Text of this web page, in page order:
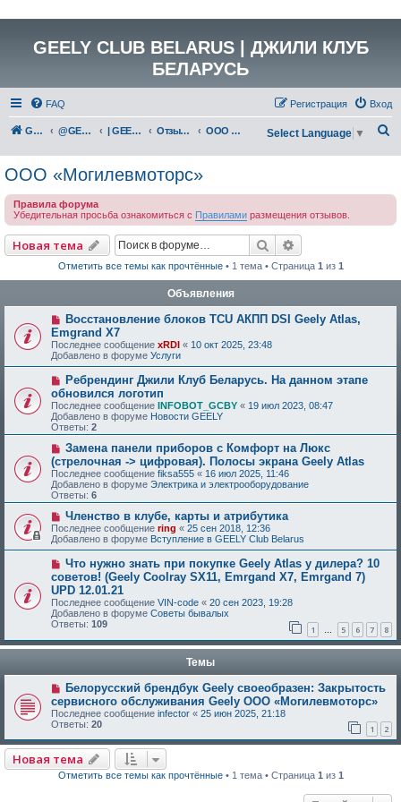
GEELY CLUB BELARUS | ДЖИЛИ КЛУБ
БЕЛАРУСЬ
FAQ Вход
Регистрация
GEELY Club Belarus @GEELYCLUBBY | GEELY CLUB BELARUS Отзывы о работе дилерских центров Республики Беларусь ООО «Могилевмоторс»
с
Select Language ▼
ООО «Могилевмоторс»
Правила форума
Убедительная просьба ознакомиться с Правилами размещения отзывов.
Новая тема Поиск
Отметить все темы как прочтённые• 1 тема • Страница 1 из 1
Объявления
Восстановление блоков TCU АКПП DSI Geely Atlas,
Emgrand X7
Последнее сообщение xRDI « 10 окт 2025, 23:48
Добавлено в форуме Услуги
Ребрендинг Джили Клуб Беларусь. На данном этапе
обновился логотип
Последнее сообщение INFOBOT_GCBY « 19 июл 2023, 08:47
Добавлено в форуме Новости GEELY
Ответы: 2
Замена панели приборов с Комфорт на Люкс
(стрелочная -> цифровая). Полосы экрана Geely Atlas
Последнее сообщение fiksa555 « 16 июл 2025, 11:46
Добавлено в форуме Электрика и электрооборудование
Ответы: 6
Членство в клубе, карты и атрибутика
Последнее сообщение ring « 25 сен 2018, 12:36
Добавлено в форуме Вступление в GEELY Club Belarus
Что нужно знать при покупке Geely Atlas у дилера? 10
советов! (Geely Coolray SX11, Emrgand X7, Emrgand 7)
UPD 12.01.21
Последнее сообщение VIN-code « 20 сен 2023, 19:28
Добавлено в форуме Советы бывалых
Ответы: 109 1 … 5 6 7 8
Темы
Белорусский брендбук Geely своеобразен: Закрытость
сервисного обслуживания Geely ООО «Могилевмоторс»
Последнее сообщение infector « 25 июн 2025, 21:18
Ответы: 20 1 2
Новая тема
Отметить все темы как прочтённые• 1 тема • Страница 1 из 1